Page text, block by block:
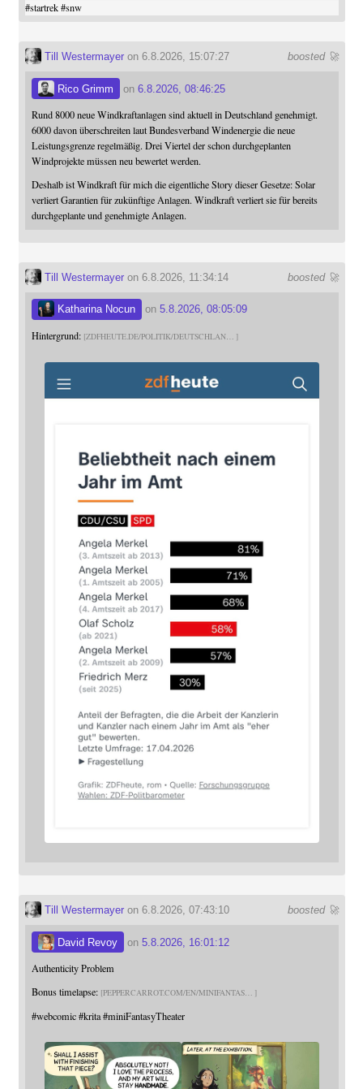
#startrek #snw
boosted 🚀
Till Westermayeron 6.8.2026, 15:07:27
Rico Grimm on 6.8.2026, 08:46:25
Rund 8000 neue Windkraftanlagen sind aktuell in Deutschland genehmigt.
6000 davon überschreiten laut Bundesverband Windenergie die neue
Leistungsgrenze regelmäßig. Drei Viertel der schon durchgeplanten
Windprojekte müssen neu bewertet werden.
Deshalb ist Windkraft für mich die eigentliche Story dieser Gesetze: Solar
verliert Garantien für zukünftige Anlagen. Windkraft verliert sie für bereits
durchgeplante und genehmigte Anlagen.
boosted 🚀
Till Westermayeron 6.8.2026, 11:34:14
Katharina Nocun on 5.8.2026, 08:05:09
Hintergrund: ZDFHEUTE.DE/POLITIK/DEUTSCHLAN
boosted 🚀
Till Westermayeron 6.8.2026, 07:43:10
David Revoy on 5.8.2026, 16:01:12
Authenticity Problem
Bonus timelapse: PEPPERCARROT.COM/EN/MINIFANTAS
#webcomic #krita #miniFantasyTheater